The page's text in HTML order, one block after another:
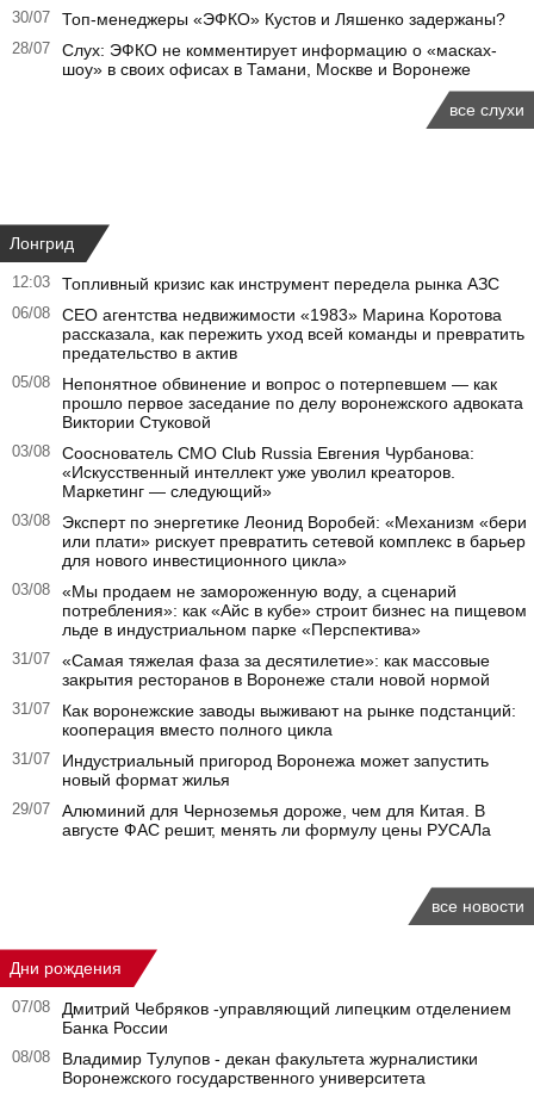
30/07 Топ-менеджеры «ЭФКО» Кустов и Ляшенко задержаны?
28/07
Слух: ЭФКО не комментирует информацию о «масках-
шоу» в своих офисах в Тамани, Москве и Воронеже
все слухи
Лонгрид
12:03 Топливный кризис как инструмент передела рынка АЗС
06/08
CEO агентства недвижимости «1983» Марина Коротова
рассказала, как пережить уход всей команды и превратить
предательство в актив
05/08
Непонятное обвинение и вопрос о потерпевшем — как
прошло первое заседание по делу воронежского адвоката
Виктории Стуковой
03/08
Сооснователь CMO Club Russia Евгения Чурбанова:
«Искусственный интеллект уже уволил креаторов.
Маркетинг — следующий»
03/08
Эксперт по энергетике Леонид Воробей: «Механизм «бери
или плати» рискует превратить сетевой комплекс в барьер
для нового инвестиционного цикла»
03/08
«Мы продаем не замороженную воду, а сценарий
потребления»: как «Айс в кубе» строит бизнес на пищевом
льде в индустриальном парке «Перспектива»
31/07
«Самая тяжелая фаза за десятилетие»: как массовые
закрытия ресторанов в Воронеже стали новой нормой
31/07
Как воронежские заводы выживают на рынке подстанций:
кооперация вместо полного цикла
31/07
Индустриальный пригород Воронежа может запустить
новый формат жилья
29/07
Алюминий для Черноземья дороже, чем для Китая. В
августе ФАС решит, менять ли формулу цены РУСАЛа
все новости
Дни рождения
07/08
Дмитрий Чебряков -управляющий липецким отделением
Банка России
08/08
Владимир Тулупов - декан факультета журналистики
Воронежского государственного университета